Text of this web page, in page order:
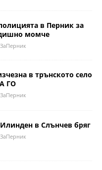
в Перник за
момче
в трънското село
ГО
в Слънчев бряг